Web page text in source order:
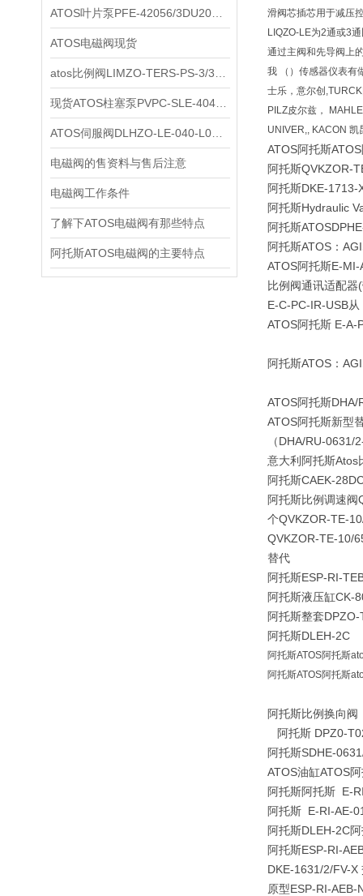
ATOS电磁阀现货
电磁阀的售资料与售后注意
电磁阀工作条件
了解下ATOS电磁阀有那些特点
阿托斯ATOS电磁阀的主要特点
滑阀芯插芯用于减压
LIQZO-LE为2通或3
通过主阀和先导阀上
我 （）传感器仪表有
士乐，意尔创
PILZ皮尔兹，
UNIVER,, KACON
ATOS阿托斯
阿托斯QVKZOR-
阿托斯DKE-
阿托斯Hydraulic
阿托斯ATOS
阿托斯ATOS：
ATOS阿托斯E-
比例阀通讯适配
E-C-PC-IR-USB
ATOS阿托斯 E-A-
阿托斯ATOS：
ATOS阿托斯
ATOS阿托斯新型
（DHA/RU-
意大利阿托斯
阿托斯CAEK-
阿托斯比例调速
个QVKZOR-TE-
QVKZOR-TE-10/
替代
阿托斯ESP-RI-
阿托斯液压缸CK-
阿托斯整套
阿托斯DLEH-2C
阿托斯ATOS阿托斯
阿托斯ATOS阿托斯
阿托斯比例换向阀
阿托斯
阿托斯SDHE-
ATOS油缸ATOS
阿托斯阿托斯 E-
阿托斯 E-RI-AE-
阿托斯DLEH-2C
阿托斯ESP-RI-
DKE-1631/2/FV-
原型ESP-RI-